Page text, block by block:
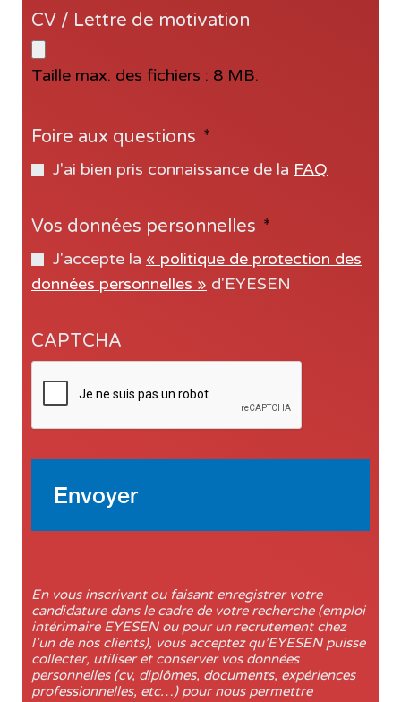
CV / Lettre de motivation
Taille max. des fichiers : 8 MB.
Foire aux questions *
J'ai bien pris connaissance de la FAQ
Vos données personnelles *
J'accepte la « politique de protection des
données personnelles » d'EYESEN
CAPTCHA
En vous inscrivant ou faisant enregistrer votre
candidature dans le cadre de votre recherche (emploi
intérimaire EYESEN ou pour un recrutement chez
l’un de nos clients), vous acceptez qu’EYESEN puisse
collecter, utiliser et conserver vos données
personnelles (cv, diplômes, documents, expériences
professionnelles, etc…) pour nous permettre